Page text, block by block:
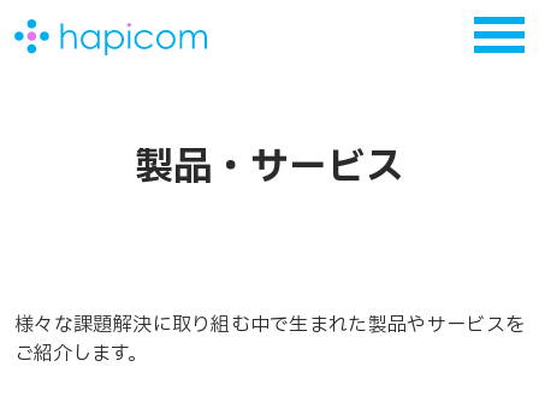
製品・サービス
様々な課題解決に取り組む中で生まれた製品やサービスを
ご紹介します。